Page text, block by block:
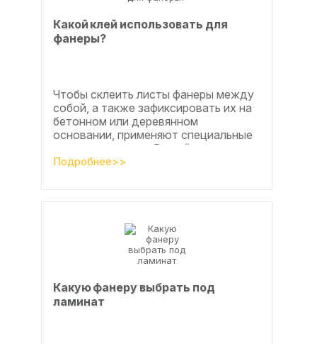
Какой клей использовать для
фанеры?
Чтобы склеить листы фанеры между
собой, а также зафиксировать их на
бетонном или деревянном
основании, применяют специальные
клеевые составы. В этой статье
расскажем, какой клей...
Подробнее>>
Какую фанеру выбрать под
ламинат